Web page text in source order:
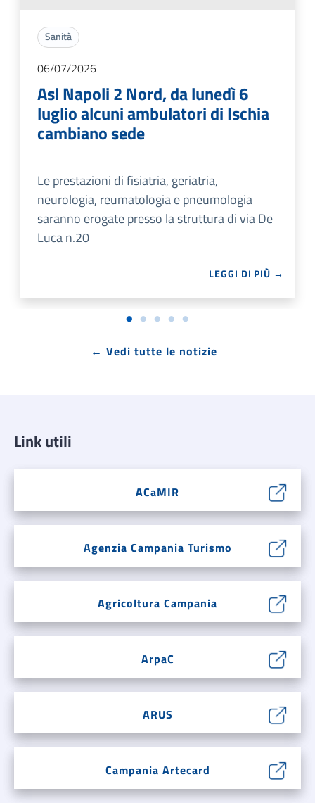
Sanità
06/07/2026
Asl Napoli 2 Nord, da lunedì 6
luglio alcuni ambulatori di Ischia
cambiano sede
Le prestazioni di fisiatria, geriatria,
neurologia, reumatologia e pneumologia
saranno erogate presso la struttura di via De
Luca n.20
LEGGI DI PIÙ →
← Vedi tutte le notizie
Link utili
ACaMIR
Agenzia Campania Turismo
Agricoltura Campania
ArpaC
ARUS
Campania Artecard